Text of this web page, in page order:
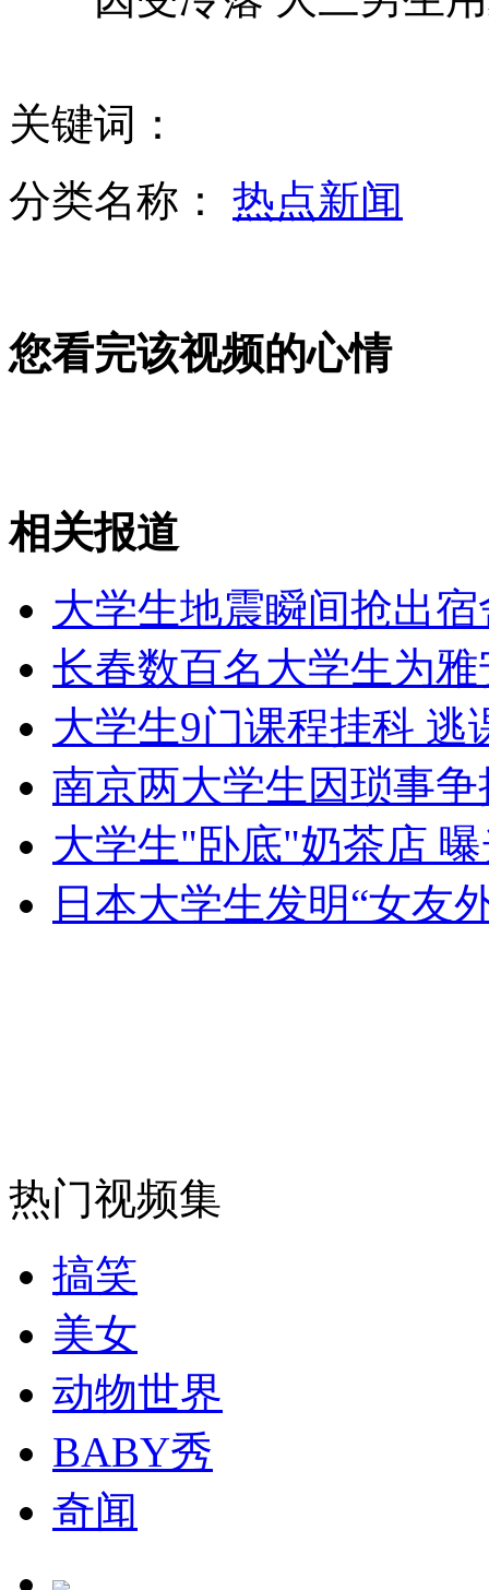
日本80多名右翼人士抵达钓鱼岛附近海域
灾区见闻：宝兴县地震后的第一名新生儿
雅安不哭 地震图片集
山西运城恶犬咬伤多人 警民合力深夜将其击毙
无痛分娩是否安全 医生回应
外交部：反对强权政治霸凌主义
外交部：有关国家言论片面不公正
消防员救轻生者 花炮节热闹非凡
纽约上演“枕头大战”
司机酒驾遇交警 急速倒车逃窜
关键词：
分类名称： 热点新闻
您看完该视频的心情
相关报道
大学生地震瞬间抢出
长春数百名大学生为
大学生9门课程挂科
南京两大学生因琐事
大学生"卧底"奶茶店
日本大学生发明“女友
热门视频集
搞笑
美女
动物世界
BABY秀
奇闻